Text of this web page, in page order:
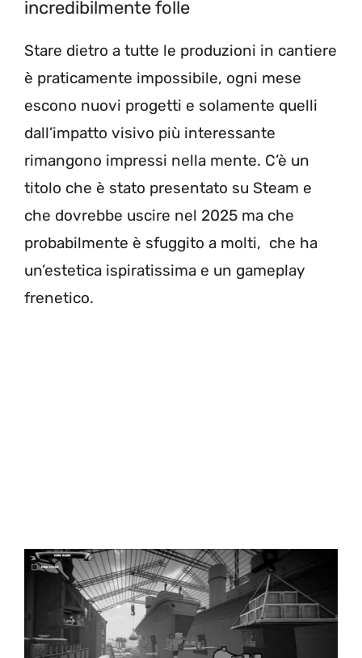
incredibilmente folle
Stare dietro a tutte le produzioni in cantiere
è praticamente impossibile, ogni mese
escono nuovi progetti e solamente quelli
dall’impatto visivo più interessante
rimangono impressi nella mente. C’è un
titolo che è stato presentato su Steam e
che dovrebbe uscire nel 2025 ma che
probabilmente è sfuggito a molti, che ha
un’estetica ispiratissima e un gameplay
frenetico.